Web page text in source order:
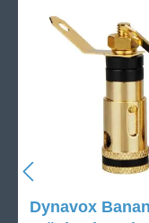
Dynavox